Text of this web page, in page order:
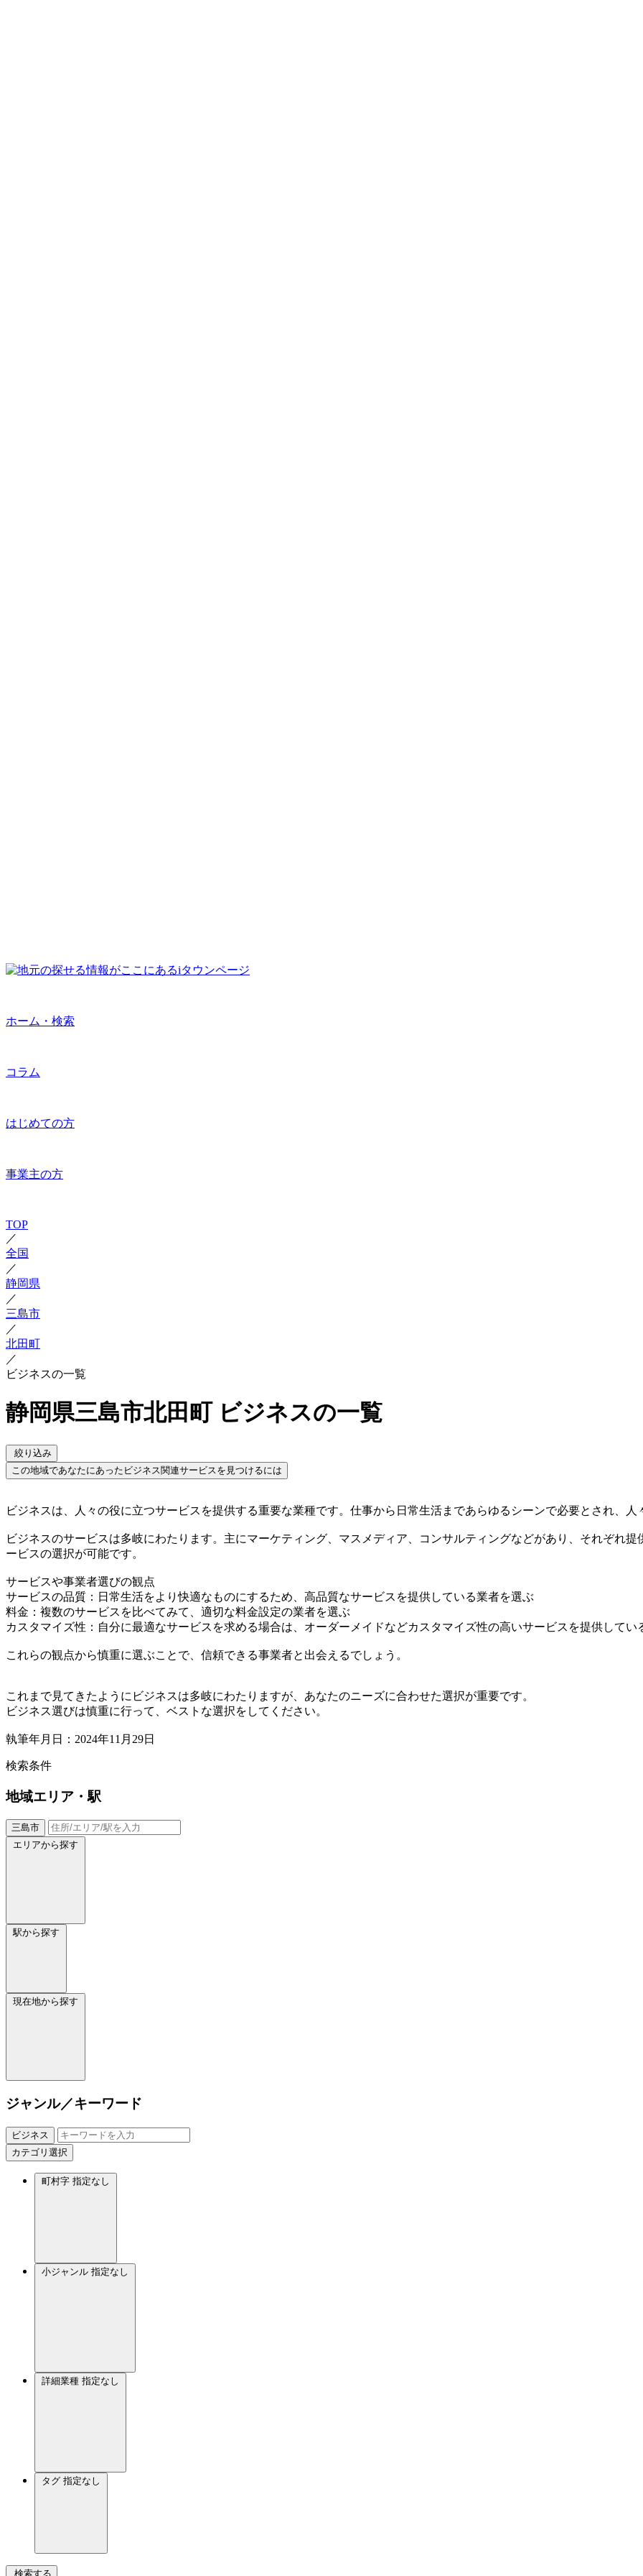
ホーム・検索
コラム
はじめての方
事業主の方
TOP
／
全国
／
静岡県
／
三島市
／
北田町
／
ビジネスの一覧
静岡県三島市北田町 ビジネスの一覧
絞り込み
この地域であなたにあったビジネス関連サービスを見つけるには
ビジネスは、人々の役に立つサービスを提供する重要な業種です。仕事から日常生活まであらゆるシーンで必要とされ、人
ビジネスのサービスは多岐にわたります。主にマーケティング、マスメディア、コンサルティングなどがあり、それぞれ
ービスの選択が可能です。
サービスや事業者選びの観点
サービスの品質：日常生活をより快適なものにするため、高品質なサービスを提供している業者を選ぶ
料金：複数のサービスを比べてみて、適切な料金設定の業者を選ぶ
カスタマイズ性：自分に最適なサービスを求める場合は、オーダーメイドなどカスタマイズ性の高いサービスを提供してい
これらの観点から慎重に選ぶことで、信頼できる事業者と出会えるでしょう。
これまで見てきたようにビジネスは多岐にわたりますが、あなたのニーズに合わせた選択が重要です。
ビジネス選びは慎重に行って、ベストな選択をしてください。
執筆年月日：2024年11月29日
検索条件
地域エリア・駅
三島市
エリアから探す
駅から探す
現在地から探す
ジャンル／キーワード
ビジネス
カテゴリ選択
町村字 指定なし
小ジャンル 指定なし
詳細業種 指定なし
タグ 指定なし
検索する